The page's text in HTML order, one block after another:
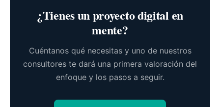
¿Tienes un proyecto digital en
mente?
Cuéntanos qué necesitas y uno de nuestros
consultores te dará una primera valoración del
enfoque y los pasos a seguir.